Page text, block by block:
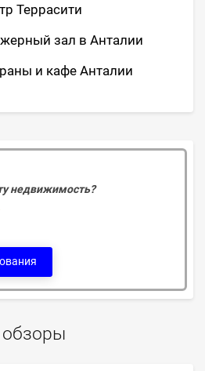
Террасити
зал в Анталии
и кафе Анталии
недвижимость?